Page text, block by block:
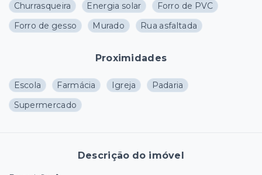
Churrasqueira Energia solar
Forro de PVC
Forro de gesso
Murado Rua asfaltada
Proximidades
Escola Farmácia Igreja
Padaria
Supermercado
Descrição do imóvel